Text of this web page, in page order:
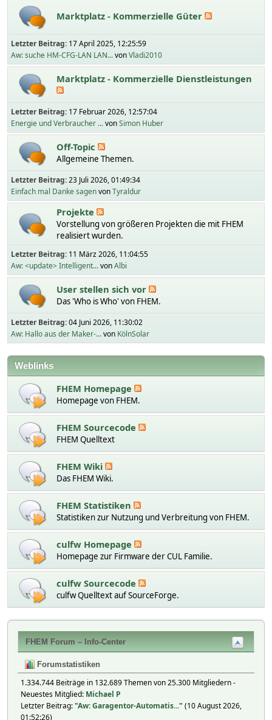
Marktplatz - Kommerzielle Güter
Letzter Beitrag: 17 April 2025, 12:25:59
Aw: suche HM-CFG-LAN LAN...vonVladi2010
Marktplatz - Kommerzielle Dienstleistungen
Letzter Beitrag: 17 Februar 2026, 12:57:04
Energie und Verbraucher ...vonSimon Huber
Off-Topic
Allgemeine Themen.
Letzter Beitrag:23 Juli 2026, 01:49:34
Einfach mal Danke sagenvonTyraldur
Projekte
Vorstellung von größeren Projekten die mit FHEM
realisiert wurden.
Letzter Beitrag: 11 März 2026, 11:04:55
Aw: <update> Intelligent...vonAlbi
User stellen sich vor
Das 'Who is Who' von FHEM.
Letzter Beitrag:04 Juni 2026, 11:30:02
Aw: Hallo aus der Maker-...von KölnSolar
Weblinks
FHEM Homepage
Homepage von FHEM.
FHEM Sourcecode
FHEM Quelltext
FHEM Wiki
Das FHEM Wiki.
FHEM Statistiken
Statistiken zur Nutzung und Verbreitung von FHEM.
culfw Homepage
Homepage zur Firmware der CUL Familie.
culfw Sourcecode
culfw Quelltext auf SourceForge.
FHEM Forum – Info-Center
Forumstatistiken
1.334.744 Beiträge in 132.689 Themen von 25.300 Mitgliedern -
Neuestes Mitglied: Michael P
Letzter Beitrag:"Aw: Garagentor-Automatis..." (10 August 2026,
01:52:26)